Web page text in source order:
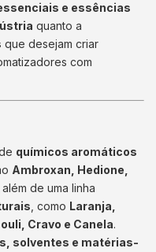
e essências
quanto a
que desejam criar
com
químicos aromáticos
Ambroxan, Hedione,
, além de uma linha
, como Laranja,
Cravo e Canela.
solventes e matérias-